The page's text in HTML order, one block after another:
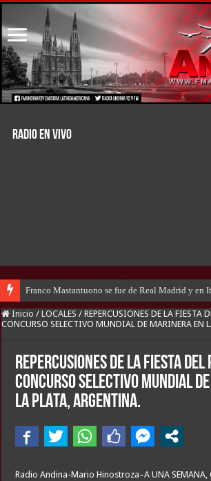
RADIO EN VIVO
Franco Mastantuono se fue de Real Madrid y
Inicio / LOCALES / REPERCUSIONES DE LA FIESTA
CONCURSO SELECTIVO MUNDIAL DE MARINERA EN
REPERCUSIONES DE LA FIESTA DEL
CONCURSO SELECTIVO MUNDIAL
LA PLATA, ARGENTINA.
Radio Andina-Mario Hinostroza–A UNA SEMANA,